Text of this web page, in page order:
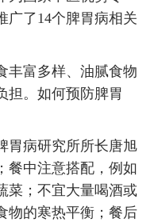
广了14个脾胃病相关
丰富多样、油腻食物
担。如何预防脾胃
胃病研究所所长唐旭
餐中注意搭配，例如
菜；不宜大量喝酒或
物的寒热平衡；餐后